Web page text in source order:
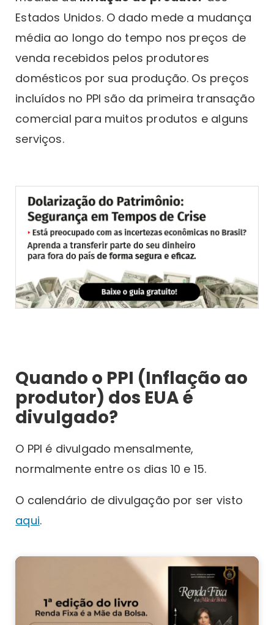
Estados Unidos. O dado mede a mudança
média ao longo do tempo nos preços de
venda recebidos pelos produtores
domésticos por sua produção. Os preços
incluídos no PPI são da primeira transação
comercial para muitos produtos e alguns
serviços.
Quando o PPI (Inflação ao
produtor) dos EUA é
divulgado?
O PPI é divulgado mensalmente,
normalmente entre os dias 10 e 15.
O calendário de divulgação por ser visto
aqui.